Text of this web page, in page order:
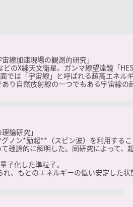
線加速現場の観測的研究」
のX線天文衛星、ガンマ線望遠鏡「
では「宇宙線」と呼ばれる超高エネル
り自然放射線の一つでもある宇宙線の
論研究」
ノン*励起** （スピン波）を利用する
理論的に解明した。同研究によって、
子化した準粒子。
、もとのエネルギーの低い安定した状